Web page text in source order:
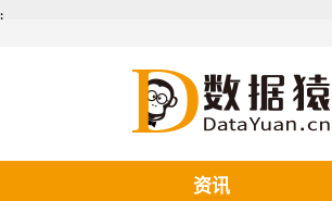
܄
数据猿
资讯